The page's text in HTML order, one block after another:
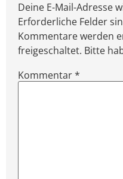
Deine E-Mail-Adresse
Erforderliche Felder
Kommentare werden
freigeschaltet. Bitte
Kommentar*